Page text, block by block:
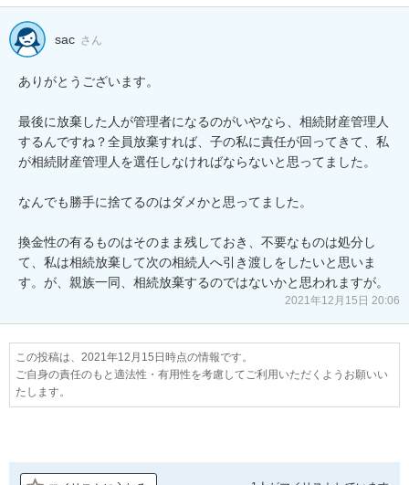
sac さん
ありがとうございます。
最後に放棄した人が管理者になるのがいやなら、相続財産管理人
するんですね？全員放棄すれば、子の私に責任が回ってきて、私
が相続財産管理人を選任しなければならないと思ってました。
なんでも勝手に捨てるのはダメかと思ってました。
換金性の有るものはそのまま残しておき、不要なものは処分し
て、私は相続放棄して次の相続人へ引き渡しをしたいと思いま
す。が、親族一同、相続放棄するのではないかと思われますが。
2021年12月15日 20:06
この投稿は、2021年12月15日時点の情報です。
ご自身の責任のもと適法性・有用性を考慮してご利用いただくようお願いい
たします。